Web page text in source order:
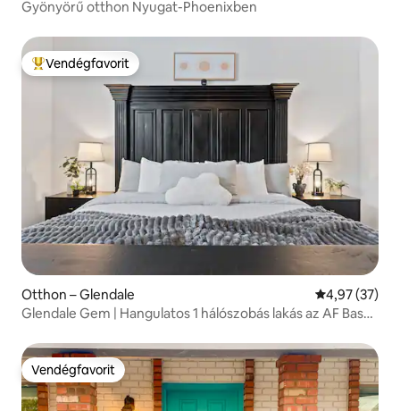
Gyönyörű otthon Nyugat-Phoenixben
Kiemelt vendégfavorit
Vendégfavorit
Otthon – Glendale Átlagos
4,97 (37)
Glendale Gem | Hangulatos 1 hálószobás lakás az AF Base
Vendégfavorit
Vendégfavorit